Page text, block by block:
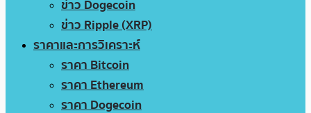
ข่าว Dogecoin
ข่าว Ripple (XRP)
ราคาและการวิเคราะห์
ราคา Bitcoin
ราคา Ethereum
ราคา Dogecoin